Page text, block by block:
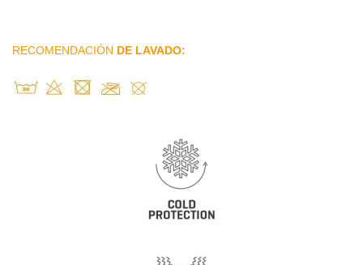
RECOMENDACIÓN DE LAVADO: